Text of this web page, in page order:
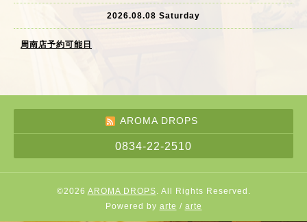
2026.08.08 Saturday
周南店予約可能日
AROMA DROPS
0834-22-2510
©2026 AROMA DROPS. All Rights Reserved.
Powered by arte / arte